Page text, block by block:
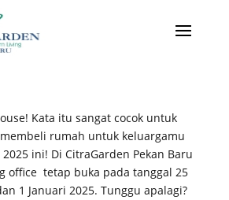
Kata itu sangat cocok untuk
rumah untuk keluargamu
ini! Di CitraGarden Pekan Baru
office tetap buka pada tanggal 25
1 Januari 2025. Tunggu apalagi?